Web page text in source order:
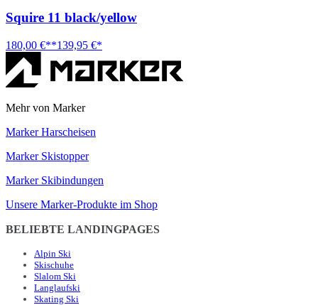
Squire 11 black/yellow
180,00 €**139,95 €*
Mehr von Marker
Marker Harscheisen
Marker Skistopper
Marker Skibindungen
Unsere Marker-Produkte im Shop
BELIEBTE LANDINGPAGES
Alpin Ski
Skischuhe
Slalom Ski
Langlaufski
Skating Ski